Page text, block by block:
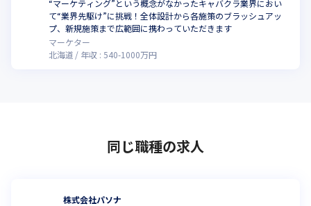
“マーケティング”という概念がなかったキャバクラ業界におい
て“業界先駆け”に挑戦！全体設計から各施策のブラッシュアッ
プ、新規施策まで広範囲に携わっていただきます
マーケター
北海道
年収 : 540-1000万円
同じ職種の求人
株式会社パソナ